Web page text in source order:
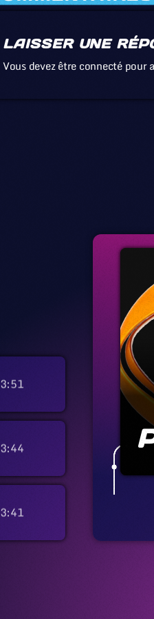
LAISSER UNE
Vous devez être connecté
3:51
3:44
3:41